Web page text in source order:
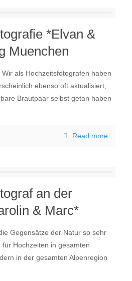
*Elvan &
Muenchen
als Hochzeitsfotografen haben
ebenso oft aktualisiert,
Brautpaar selbst getan haben
Read more
an der
& Marc*
Gegensätze der Natur so sehr
Hochzeiten in gesamten
in der gesamten Alpenregion